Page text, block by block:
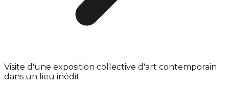
Visite d'une exposition collective d'art contemporain
dans un lieu inédit